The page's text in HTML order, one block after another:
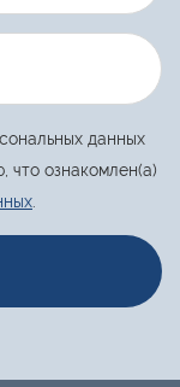
данных
что ознакомлен(а)